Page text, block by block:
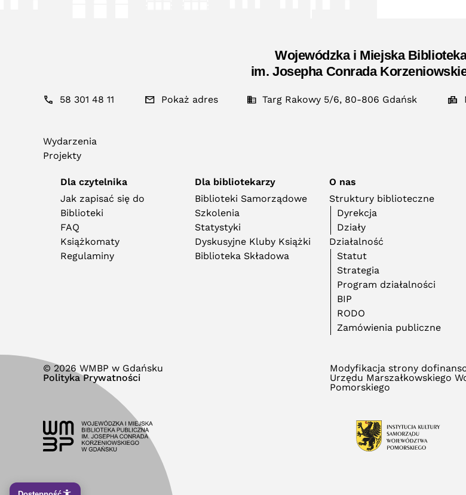
Wojewódzka i Miejska
im. Josepha Conrada
58 301 48 11 Pokaż adres Targ Rakowy 5/6, 80-806 Gdańsk
Wydarzenia
Projekty
Dla czytelnika
Jak zapisać się do
Biblioteki
FAQ
Książkomaty
Regulaminy
Dla bibliotekarzy
Biblioteki Samorządowe
Szkolenia
Statystyki
Dyskusyjne Kluby Książki
Biblioteka Składowa
O nas
Struktury biblioteczne
Dyrekcja
Działy
Działalność
Statut
Strategia
Program działalności
BIP
RODO
Zamówienia publiczne
© 2026 WMBP w Gdańsku
Polityka Prywatności
Modyfikacja strony
Urzędu Marszałkowskiego
Pomorskiego